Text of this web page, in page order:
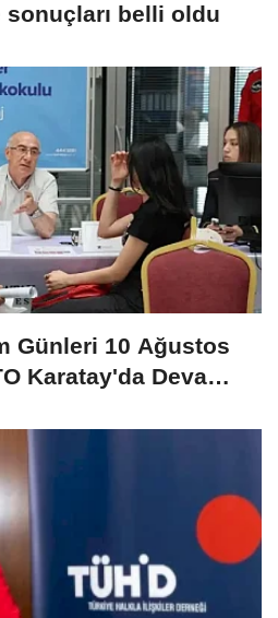
belli oldu
Günleri 10 Ağustos
Karatay'da Devam